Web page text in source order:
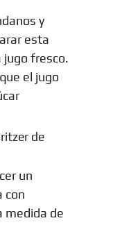
y
esta
jugo fresco.
el jugo
de
un
con
medida de